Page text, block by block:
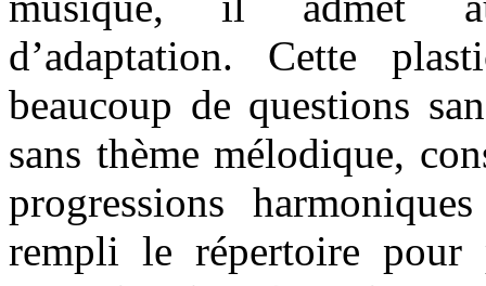
d’adaptation. Cette
beaucoup de questions
sans thème mélodique,
progressions
rempli le répertoire